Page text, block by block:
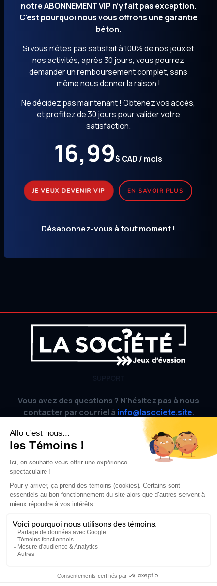
notre ABONNEMENT VIP n’y fait pas exception.
C’est pourquoi nous vous offrons une garantie
béton.
Si vous n'êtes pas satisfait à 100% de nos jeux et
nos activités, après 30 jours, vous pourrez
demander un remboursement complet, sans
même nous donner la raison !
Ne décidez pas maintenant ! Obtenez vos accès,
et profitez de 30 jours pour valider votre
satisfaction.
16,99$ CAD / mois
JE VEUX DEVENIR VIP EN SAVOIR PLUS
Désabonnez-vous à tout moment !
Vous avez des questions ? N'hésitez pas à nous
contacter par courriel à info@lasociete.site.
CONDITIONS
Politique de confidentialité